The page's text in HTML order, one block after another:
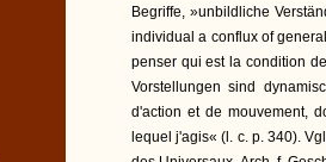
Begriffe, »unbildliche
individual a conflux of
penser qui est la condition
Vorstellungen sind
d'action et de mouvement,
lequel j'agis« (l. c. p. 340).